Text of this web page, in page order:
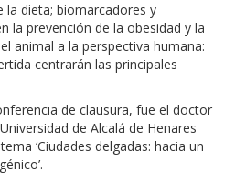
la dieta; biomarcadores y
la prevención de la obesidad y la
animal a la perspectiva humana:
centrarán las principales
de clausura, fue el doctor
de Alcalá de Henares
‘Ciudades delgadas: hacia un